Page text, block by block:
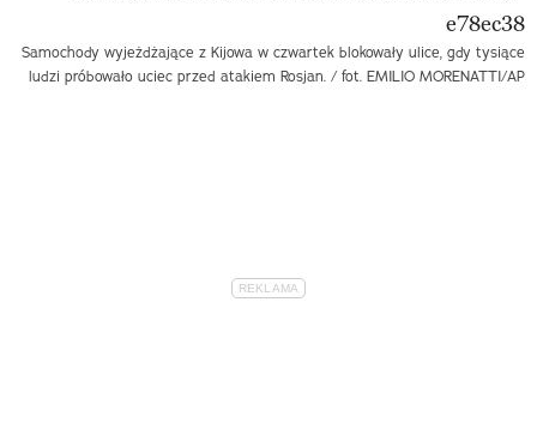
Samochody wyjeżdżające z Kijowa w czwartek blokowały ulice, gdy tysiące
ludzi próbowało uciec przed atakiem Rosjan. / fot. EMILIO MORENATTI/AP